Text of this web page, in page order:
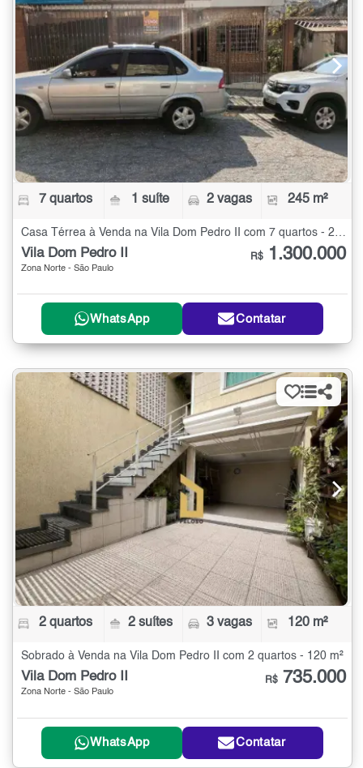
7 quartos 1 suíte 2 vagas 245 m²
Casa Térrea à Venda na Vila Dom Pedro II com 7 quartos - 245 m²
Vila Dom Pedro II
Zona Norte - São Paulo
R$ 1.300.000
WhatsApp Contatar
2 quartos 2 suítes 3 vagas 120 m²
Sobrado à Venda na Vila Dom Pedro II com 2 quartos - 120 m²
Vila Dom Pedro II
Zona Norte - São Paulo
R$ 735.000
WhatsApp Contatar